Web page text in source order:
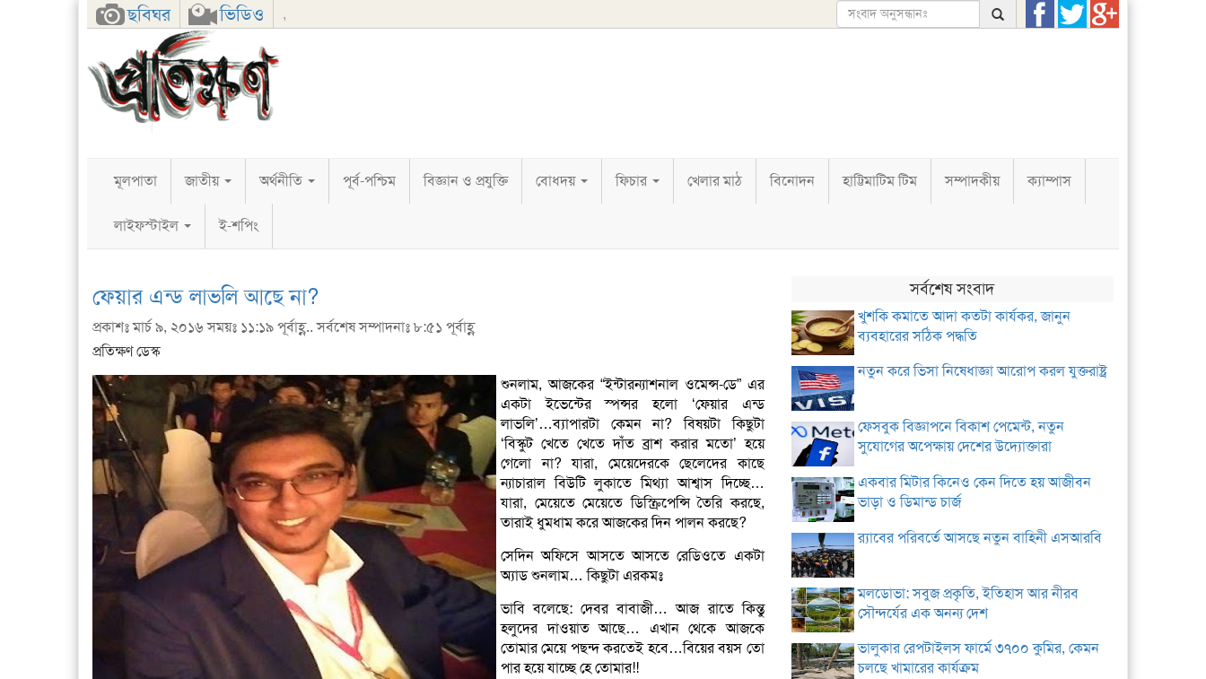
ছবিঘর ভিডিও ,
FacebookTwitterGoogle+
মূলপাতা জাতীয় অর্থনীতি পূর্ব-পশ্চিম বিজ্ঞান ও প্রযুক্তি বোধদয় ফিচার খেলার মাঠ বিনোদন হাট্টিমাটিম টিম সম্পাদকীয় ক্যাম্পাস
লাইফস্টাইল ই-শপিং
ফেয়ার এন্ড লাভলি আছে না?
প্রকাশঃ মার্চ ৯, ২০১৬ সময়ঃ ১১:১৯ পূর্বাহ্ণ.. সর্বশেষ সম্পাদনাঃ ৮:৫১ পূর্বাহ্ণ
প্রতিক্ষণ ডেস্ক
শুনলাম, আজকের “ইন্টারন্যাশনাল ওমেন্স-ডে” এর
একটা ইভেন্টের স্পন্সর হলো ‘ফেয়ার এন্ড
লাভলি’…ব্যাপারটা কেমন না? বিষয়টা কিছুটা
‘বিস্কুট খেতে খেতে দাঁত ব্রাশ করার মতো’ হয়ে
গেলো না? যারা, মেয়েদেরকে ছেলেদের কাছে
ন্যাচারাল বিউটি লুকাতে মিথ্যা আশ্বাস দিচ্ছে…
যারা, মেয়েতে মেয়েতে ডিস্ক্রিপেন্সি তৈরি করছে,
তারাই ধুমধাম করে আজকের দিন পালন করছে?
সেদিন অফিসে আসতে আসতে রেডিওতে একটা
অ্যাড শুনলাম… কিছুটা এরকমঃ
ভাবি বলেছে: দেবর বাবাজী… আজ রাতে কিন্তু
হলুদের দাওয়াত আছে… এখান থেকে আজকে
তোমার মেয়ে পছন্দ করতেই হবে…বিয়ের বয়স তো
পার হয়ে যাচ্ছে হে তোমার!!
সর্বশেষ সংবাদ
খুশকি কমাতে আদা কতটা কার্যকর, জানুন
ব্যবহারের সঠিক পদ্ধতি
নতুন করে ভিসা নিষেধাজ্ঞা আরোপ করল যুক্তরাষ্ট্র
ফেসবুক বিজ্ঞাপনে বিকাশ পেমেন্ট, নতুন
সুযোগের অপেক্ষায় দেশের উদ্যোক্তারা
একবার মিটার কিনেও কেন দিতে হয় আজীবন
ভাড়া ও ডিমান্ড চার্জ
র‌্যাবের পরিবর্তে আসছে নতুন বাহিনী এসআরবি
মলডোভা: সবুজ প্রকৃতি, ইতিহাস আর নীরব
সৌন্দর্যের এক অনন্য দেশ
ভালুকার রেপটাইলস ফার্মে ৩৭০০ কুমির, কেমন
চলছে খামারের কার্যক্রম